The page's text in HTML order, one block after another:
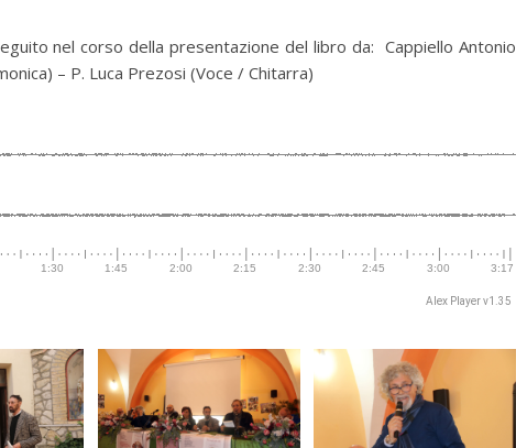
nel corso della presentazione del libro da: Cappiello Antonio
– P. Luca Prezosi (Voce / Chitarra)
Alex Player v1.35